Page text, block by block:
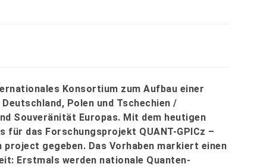
Konsortium zum Aufbau einer
Polen und Tschechien /
Souveränität Europas. Mit dem heutigen
das Forschungsprojekt QUANT-GPlCz –
gegeben. Das Vorhaben markiert einen
Erstmals werden nationale Quanten-